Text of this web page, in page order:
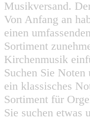
Musikversand.
Von Anfang an
einen
Sortiment
Kirchenmusik
Suchen Sie
ein klassisches
Sortiment für
Sie suchen etwas